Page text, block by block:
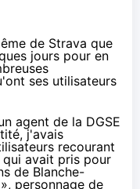
de Strava que
jours pour en
ses utilisateurs
agent de la DGSE
j'avais
recourant
qui avait pris pour
de Blanche-
», personnage de